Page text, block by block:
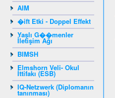
AIM
�ift Etki - Doppel Effekt
Yaşlı G��menler
İletişim Ağı
BIMSH
Elmshorn Veli- Okul
İttifakı (ESB)
IQ-Netzwerk (Diplomanın
tanınması)